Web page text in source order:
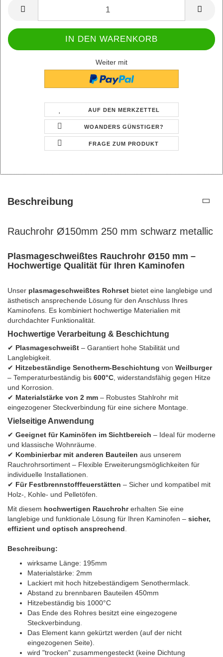
Weiter mit
AUF DEN MERKZETTEL
WOANDERS GÜNSTIGER?
FRAGE ZUM PRODUKT
Beschreibung
Rauchrohr Ø150mm 250 mm schwarz metallic
Plasmageschweißtes Rauchrohr Ø150 mm –
Hochwertige Qualität für Ihren Kaminofen
Unser plasmageschweißtes Rohrset bietet eine langlebige und
ästhetisch ansprechende Lösung für den Anschluss Ihres
Kaminofens. Es kombiniert hochwertige Materialien mit
durchdachter Funktionalität.
Hochwertige Verarbeitung & Beschichtung
✔ Plasmageschweißt – Garantiert hohe Stabilität und
Langlebigkeit.
✔ Hitzebeständige Senotherm-Beschichtung von Weilburger
– Temperaturbeständig bis 600°C , widerstandsfähig gegen Hitze
und Korrosion.
✔ Materialstärke von 2 mm – Robustes Stahlrohr mit
eingezogener Steckverbindung für eine sichere Montage.
Vielseitige Anwendung
✔ Geeignet für Kaminöfen im Sichtbereich – Ideal für moderne
und klassische Wohnräume.
✔ Kombinierbar mit anderen Bauteilen aus unserem
Rauchrohrsortiment – Flexible Erweiterungsmöglichkeiten für
individuelle Installationen.
✔ Für Festbrennstofffeuerstätten – Sicher und kompatibel mit
Holz-, Kohle- und Pelletöfen.
Mit diesem hochwertigen Rauchrohrerhalten Sie eine
langlebige und funktionale Lösung für Ihren Kaminofen – sicher,
effizient und optisch ansprechend
Beschreibung:
wirksame Länge: 195mm
Materialstärke: 2mm
Lackiert mit hoch hitzebeständigem Senothermlack.
Abstand zu brennbaren Bauteilen 450mm
Hitzebeständig bis 1000°C
Das Ende des Rohres besitzt eine eingezogene
Steckverbindung.
Das Element kann gekürtzt werden (auf der nicht
eingezogenen Seite).
wird "trocken" zusammengesteckt (keine Dichtung